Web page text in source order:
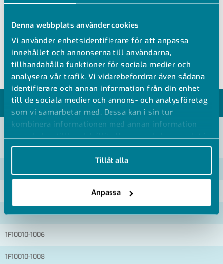
Denna webbplats använder cookies
Vi använder enhetsidentifierare för att anpassa
innehållet och annonserna till användarna,
tillhandahålla funktioner för sociala medier och
analysera vår trafik. Vi vidarebefordrar även sådana
identifierare och annan information från din enhet
till de sociala medier och annons- och analysföretag
som vi samarbetar med. Dessa kan i sin tur
kombinera informationen med annan information
som du har tillhandahållit eller som de har samlat in
när du har använt deras tjänster.
Tillåt alla
Anpassa
Slanganslutning i båda ändar
Andra dimensioner och reducerad mot förfrågan
MODELLER
1F10010-0806
1F10010-1006
1F10010-1008